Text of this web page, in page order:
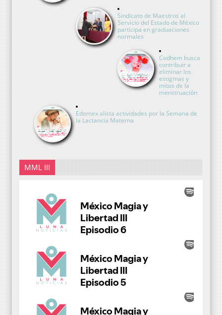
Sindicato de Maestros al
Servicio del Estado de México
participa en graduaciones
normales
Codhem busca
contribuir a
eliminar los
estigmas y
mitos de la
menstruación
Edomex alista actividades por la Semana de
la Lactancia Materna
MML III